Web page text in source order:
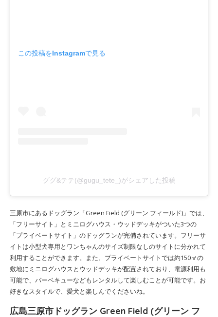
この投稿をInstagramで見る
ググ&テテ(@gugu_tete_)がシェアした投稿
三原市にあるドッグラン「Green Field (グリーン フィールド)」では、
「フリーサイト」とミニログハウス・ウッドデッキがついた3つの
「プライベートサイト」のドッグランが完備されています。フリーサ
イトは小型犬専用とワンちゃんのサイズ制限なしのサイトに分かれて
利用することができます。また、プライベートサイトでは約150㎡の
敷地にミニログハウスとウッドデッキが配置されており、電源利用も
可能で、バーベキューなどもレンタルして楽しむことが可能です。お
好きなスタイルで、愛犬と楽しんでくださいね。
広島三原市ドッグラン Green Field (グリーン フ